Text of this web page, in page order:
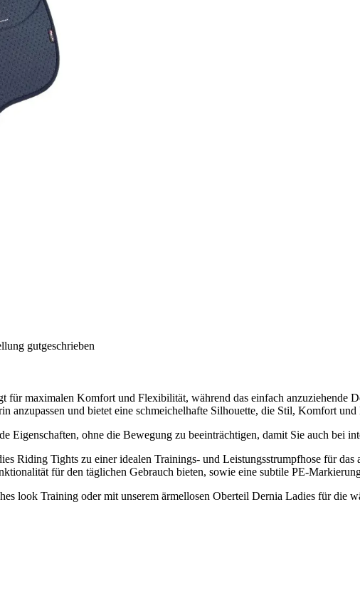
gutgeschrieben
für maximalen Komfort und Flexibilität, während das einfach anzuziehende
anzupassen und bietet eine schmeichelhafte Silhouette, die Stil, Komfort
Eigenschaften, ohne die Bewegung zu beeinträchtigen, damit Sie auch bei
Riding Tights zu einer idealen Trainings- und Leistungsstrumpfhose für
für den täglichen Gebrauch bieten, sowie eine subtile PE-
look Training oder mit unserem ärmellosen Oberteil Dernia Ladies für die